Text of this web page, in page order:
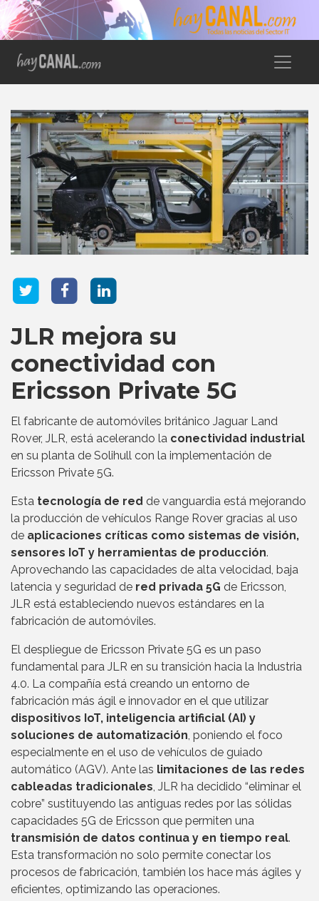
JLR mejora su
conectividad con
Ericsson Private 5G
El fabricante de automóviles británico Jaguar Land
Rover, JLR, está acelerando la conectividad industrial
en su planta de Solihull con la implementación de
Ericsson Private 5G.
Esta tecnología de red de vanguardia está mejorando
la producción de vehículos Range Rover gracias al uso
de aplicaciones críticas como sistemas de visión,
sensores IoT y herramientas de producción.
Aprovechando las capacidades de alta velocidad, baja
latencia y seguridad de red privada 5G de Ericsson,
JLR está estableciendo nuevos estándares en la
fabricación de automóviles.
El despliegue de Ericsson Private 5G es un paso
fundamental para JLR en su transición hacia la Industria
4.0. La compañía está creando un entorno de
fabricación más ágil e innovador en el que utilizar
dispositivos IoT, inteligencia artificial (AI) y
soluciones de automatización, poniendo el foco
especialmente en el uso de vehículos de guiado
automático (AGV). Ante las limitaciones de las redes
cableadas tradicionales, JLR ha decidido “eliminar el
cobre” sustituyendo las antiguas redes por las sólidas
capacidades 5G de Ericsson que permiten una
transmisión de datos continua y en tiempo real.
Esta transformación no solo permite conectar los
procesos de fabricación, también los hace más ágiles y
eficientes, optimizando las operaciones.